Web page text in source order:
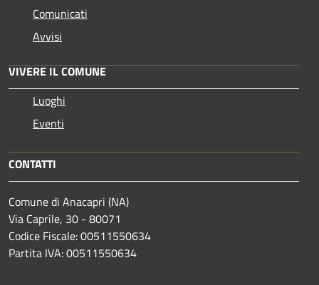
Comunicati
Avvisi
VIVERE IL COMUNE
Luoghi
Eventi
CONTATTI
Comune di Anacapri (NA)
Via Caprile, 30 - 80071
Codice Fiscale: 00511550634
Partita IVA: 00511550634